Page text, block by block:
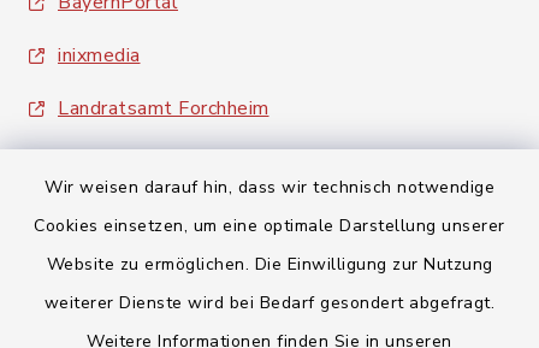
Wir weisen darauf hin, dass wir technisch notwendige
Cookies einsetzen, um eine optimale Darstellung unserer
Website zu ermöglichen. Die Einwilligung zur Nutzung
weiterer Dienste wird bei Bedarf gesondert abgefragt.
Weitere Informationen finden Sie in unseren
inixmedia
Landratsamt Forchheim